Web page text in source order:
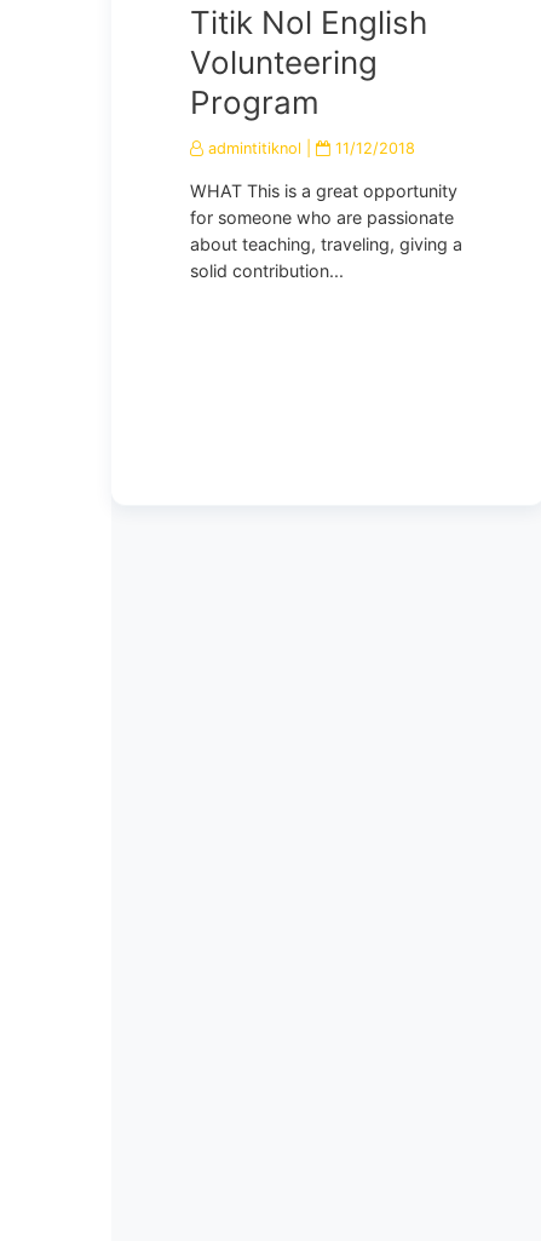
Titik Nol English
Volunteering
Program
admintitiknol 11/12/2018
WHAT This is a great opportunity
for someone who are passionate
about teaching, traveling, giving a
solid contribution...